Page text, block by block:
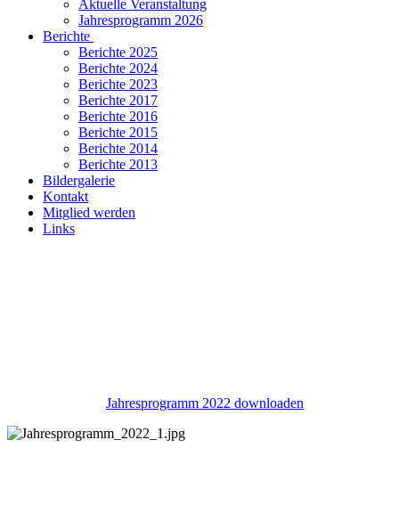
Aktuelle Veranstaltung
Jahresprogramm 2026
Berichte
Berichte 2025
Berichte 2024
Berichte 2023
Berichte 2017
Berichte 2016
Berichte 2015
Berichte 2014
Berichte 2013
Bildergalerie
Kontakt
Mitglied werden
Links
Jahresprogramm 2022 downloaden